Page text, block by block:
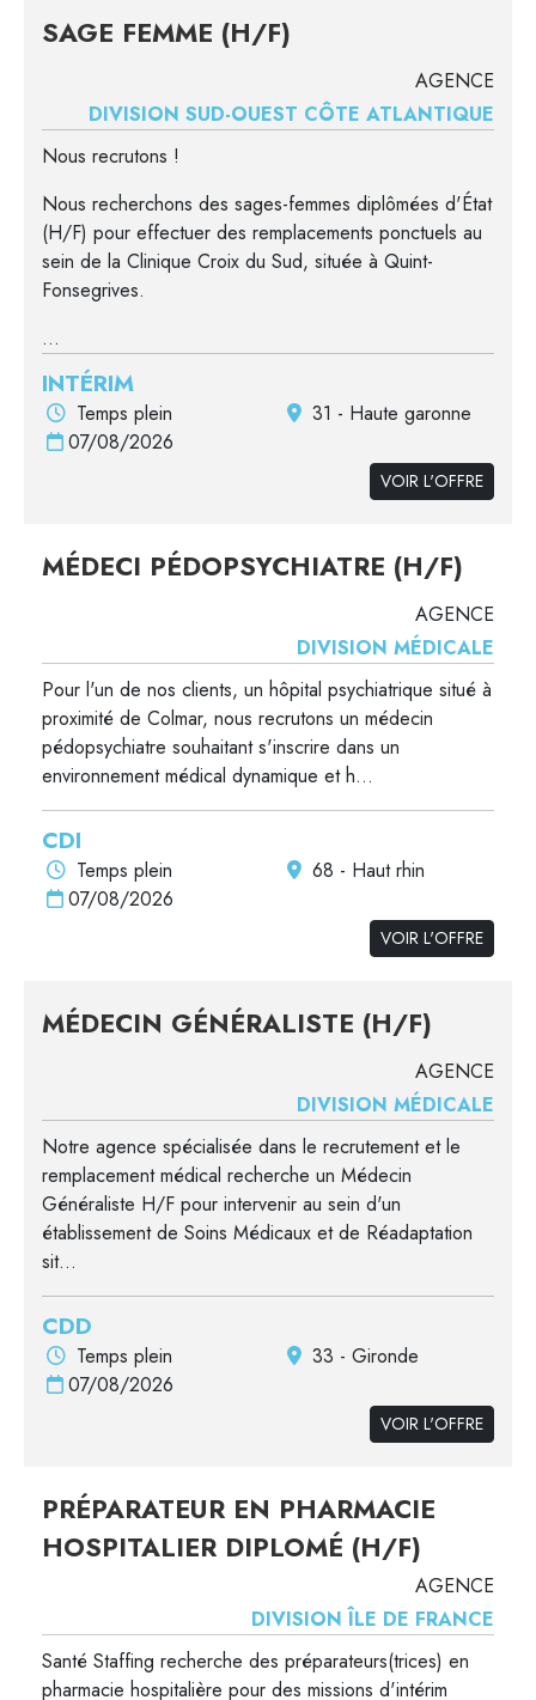
SAGE FEMME (H/F)
AGENCE
DIVISION SUD-OUEST CÔTE ATLANTIQUE
Nous recrutons !
Nous recherchons des sages-femmes diplômées d'État
(H/F) pour effectuer des remplacements ponctuels au
sein de la Clinique Croix du Sud, située à Quint-
Fonsegrives.
...
INTÉRIM
Temps plein
31 - Haute garonne
07/08/2026
VOIR L'OFFRE
MÉDECI PÉDOPSYCHIATRE (H/F)
AGENCE
DIVISION MÉDICALE
Pour l'un de nos clients, un hôpital psychiatrique situé à
proximité de Colmar, nous recrutons un médecin
pédopsychiatre souhaitant s'inscrire dans un
environnement médical dynamique et h...
CDI
Temps plein
68 - Haut rhin
07/08/2026
VOIR L'OFFRE
MÉDECIN GÉNÉRALISTE (H/F)
AGENCE
DIVISION MÉDICALE
Notre agence spécialisée dans le recrutement et le
remplacement médical recherche un Médecin
Généraliste H/F pour intervenir au sein d'un
établissement de Soins Médicaux et de Réadaptation
sit...
CDD
Temps plein
33 - Gironde
07/08/2026
VOIR L'OFFRE
PRÉPARATEUR EN PHARMACIE
HOSPITALIER DIPLOMÉ (H/F)
AGENCE
DIVISION ÎLE DE FRANCE
Santé Staffing recherche des préparateurs(trices) en
pharmacie hospitalière pour des missions d'intérim